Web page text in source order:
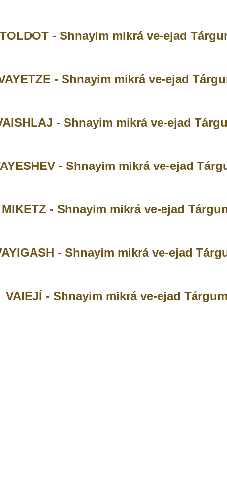
TOLDOT - Shnayim mikrá ve-ejad
- Shnayim mikrá ve-ejad
- Shnayim mikrá ve-ejad
- Shnayim mikrá ve-ejad
MIKETZ - Shnayim mikrá ve-ejad
- Shnayim mikrá ve-ejad
VAIEJÍ - Shnayim mikrá ve-ejad Tárgum